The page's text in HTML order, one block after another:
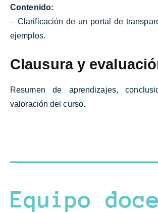
Contenido:
– Clarificación de un portal de
ejemplos.
Clausura y
Resumen de aprendizajes,
valoración del curso.
Equipo